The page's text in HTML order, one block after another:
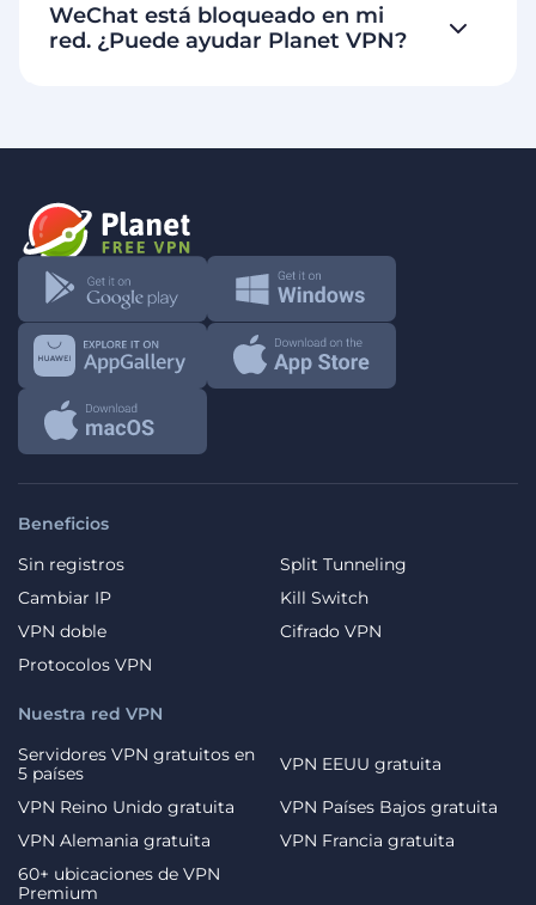
WeChat está bloqueado en mi
red. ¿Puede ayudar Planet VPN?
Beneficios
Sin registros
Split Tunneling
Cambiar IP
Kill Switch
VPN doble
Cifrado VPN
Protocolos VPN
Nuestra red VPN
Servidores VPN gratuitos en
5 países
VPN EEUU gratuita
VPN Reino Unido gratuita
VPN Países Bajos gratuita
VPN Alemania gratuita
VPN Francia gratuita
60+ ubicaciones de VPN
Premium